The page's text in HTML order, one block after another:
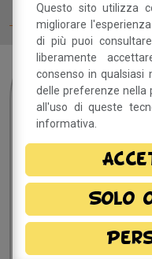
Sei
in
Dichiaro di aver
privacye,
Questo sito utilizza
migliorare
di più puoi
liberamente
consenso in qualsiasi
delle preferenze nella
all'uso di queste
informativa.
Solo